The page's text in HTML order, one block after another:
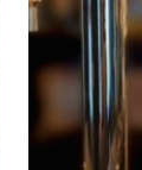
di
spillatura
scozzese